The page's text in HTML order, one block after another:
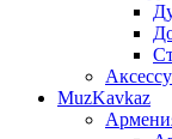
MuzKavkaz